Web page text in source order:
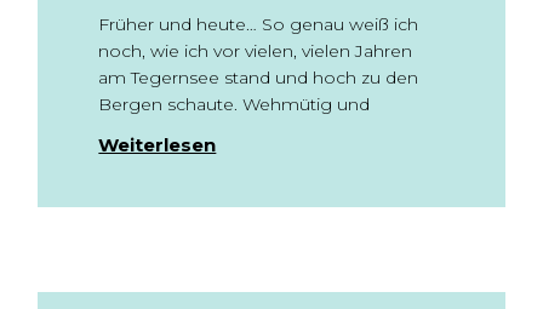
Früher und heute… So genau weiß ich
noch, wie ich vor vielen, vielen Jahren
am Tegernsee stand und hoch zu den
Bergen schaute. Wehmütig und
Weiterlesen